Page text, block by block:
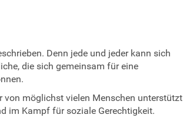
Denn jede und jeder kann sich
die sich gemeinsam für eine
von möglichst vielen Menschen unterstützt
im Kampf für soziale Gerechtigkeit.